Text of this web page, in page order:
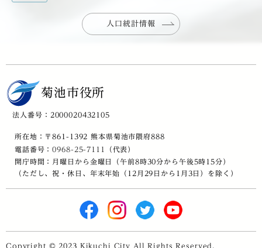
人口統計情報
菊池市役所
法人番号：2000020432105
所在地：〒861-1392 熊本県菊池市隈府888
電話番号：0968-25-7111
（代表）
開庁時間：月曜日から金曜日（午前8時30分から午後5時15分）
（ただし、祝・休日、年末年始（12月29日から1月3日）を除く）
Copyright © 2023 Kikuchi City All Rights Reserved.